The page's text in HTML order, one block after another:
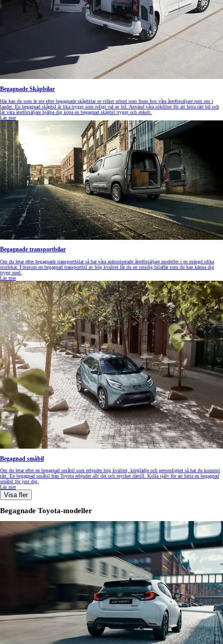
Begagnade Skåpbilar
Här kan du som är ute efter begagnade skåpbilar se vilket utbud som finns hos våra återförsäljare runt om i
landet. En begagnad skåpbil är lika tryggt som roligt val av bil. Använd våra sökfilter för att hitta rätt bil och
låt våra återförsäljare hjälpa dig köpa en begagnad skåpbil tryggt och enkelt.
Läs mer
Begagnade transportbilar
Om du letar efter begagnade transportbilar så har våra auktoriserade återförsäljare modeller i en mängd olika
storlekar. Förutom en begagnad transportbil av hög kvalitet får du en smidig bilaffär som du kan känna dig
trygg med.
Läs mer
Begagnad småbil
Om du letar efter en begagnad småbil som erbjuder hög kvalitet, körglädje och personlighet så har du kommit
rätt. En begagnad småbil från Toyota erbjuder allt det och mycket därtill. Kolla själv för att hitta en begagnad
småbil för just dig.
Läs mer
Visa fler
Begagnade Toyota-modeller